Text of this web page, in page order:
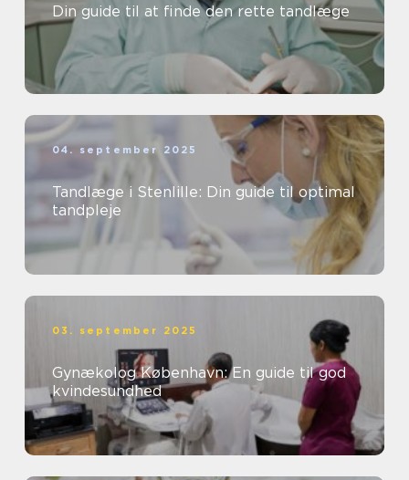
Din guide til at finde den rette tandlæge
04. september 2025
Tandlæge i Stenlille: Din guide til optimal
tandpleje
03. september 2025
Gynækolog København: En guide til god
kvindesundhed